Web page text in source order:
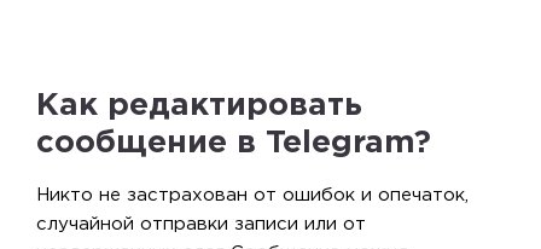
Как редактировать
сообщение в Telegram?
Никто не застрахован от ошибок и опечаток,
случайной отправки записи или от